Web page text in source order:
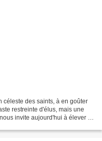
céleste des saints, à en goûter
restreinte d'élus, mais une
invite aujourd'hui à élever le